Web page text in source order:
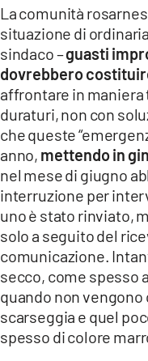
COSENZACHANNEL.IT
ILVIBONESE.IT
LACAPITALENEWS.IT
App
ANDROID
APPLE
La comunità
situazione di
sindaco –guasti
dovrebbero
affrontare in
duraturi, non con
che queste
anno, mettendo in
nel mese di giugno
interruzione per
uno è stato rinviato,
solo a seguito del
comunicazione.
secco, come spesso
quando non
scarseggia e quel
spesso di colore